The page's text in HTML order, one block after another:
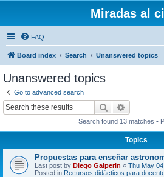
Miradas al
FAQ
Board index Search Unanswered topics
Unanswered topics
Go to advanced search
Search
Search found 13 matches •
Topics
Propuestas para enseñar
Last post by Diego Galperin « Thu May
Posted in Recursos didácticos para